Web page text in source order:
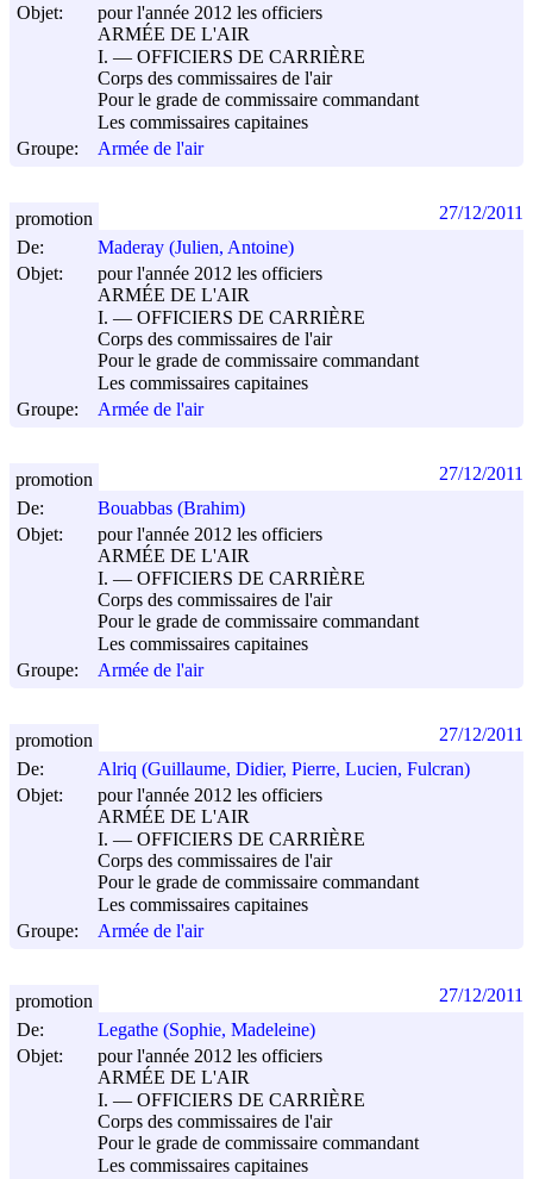
Objet:
pour l'année 2012 les officiers
ARMÉE DE L'AIR
I. ― OFFICIERS DE CARRIÈRE
Corps des commissaires de l'air
Pour le grade de commissaire commandant
Les commissaires capitaines
Groupe:
Armée de l'air
De:
Maderay (Julien, Antoine)
Objet:
pour l'année 2012 les officiers
ARMÉE DE L'AIR
I. ― OFFICIERS DE CARRIÈRE
Corps des commissaires de l'air
Pour le grade de commissaire commandant
Les commissaires capitaines
Groupe:
Armée de l'air
promotion 27/12/2011
De:
Bouabbas (Brahim)
Objet:
pour l'année 2012 les officiers
ARMÉE DE L'AIR
I. ― OFFICIERS DE CARRIÈRE
Corps des commissaires de l'air
Pour le grade de commissaire commandant
Les commissaires capitaines
Groupe:
Armée de l'air
promotion 27/12/2011
De:
Alriq (Guillaume, Didier, Pierre, Lucien, Fulcran)
Objet:
pour l'année 2012 les officiers
ARMÉE DE L'AIR
I. ― OFFICIERS DE CARRIÈRE
Corps des commissaires de l'air
Pour le grade de commissaire commandant
Les commissaires capitaines
Groupe:
Armée de l'air
promotion 27/12/2011
De:
Legathe (Sophie, Madeleine)
Objet:
pour l'année 2012 les officiers
ARMÉE DE L'AIR
I. ― OFFICIERS DE CARRIÈRE
Corps des commissaires de l'air
Pour le grade de commissaire commandant
Les commissaires capitaines
promotion 27/12/2011